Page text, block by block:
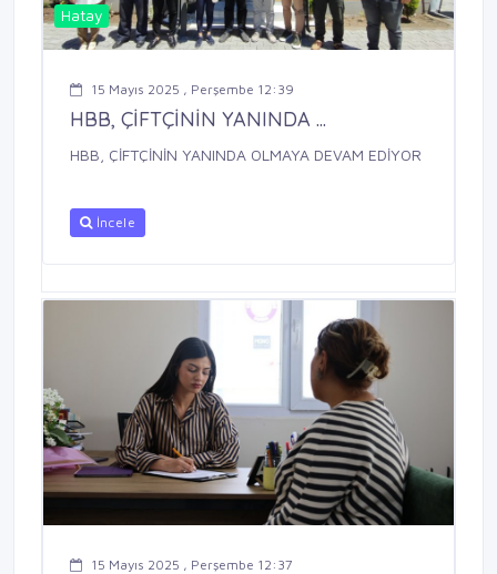
Hatay
15 Mayıs 2025 , Perşembe 12:39
HBB, ÇİFTÇİNİN YANINDA ...
HBB, ÇİFTÇİNİN YANINDA OLMAYA DEVAM EDİYOR
İncele
15 Mayıs 2025 , Perşembe 12:37